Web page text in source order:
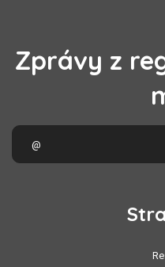
Zprávy z